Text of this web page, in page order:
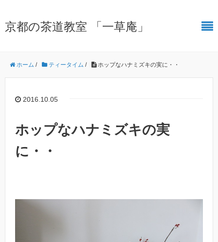
京都の茶道教室 「一草庵」
ホーム / ティータイム / ホップなハナミズキの実に・・
2016.10.05
ホップなハナミズキの実
に・・